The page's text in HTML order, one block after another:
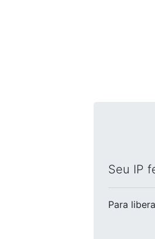
Seu IP
Para